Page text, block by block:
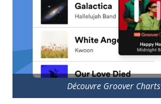
Découvre Groover Charts